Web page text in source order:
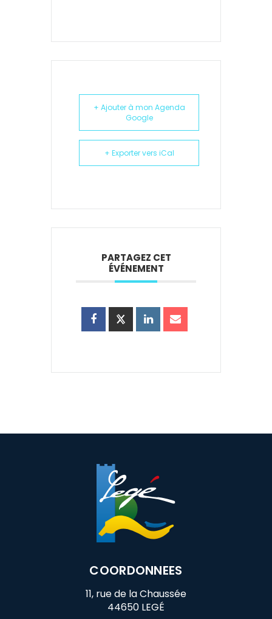
+ Ajouter à mon Agenda
Google
+ Exporter vers iCal
PARTAGEZ CET
ÉVÉNEMENT
COORDONNEES
11, rue de la Chaussée
44650 LEGÉ